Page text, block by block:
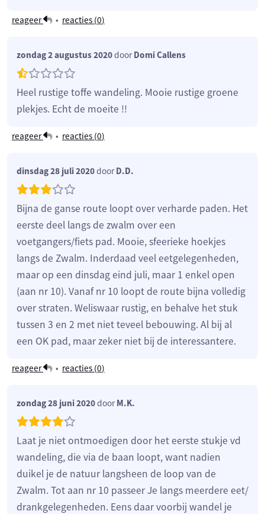
reageer • reacties (0)
zondag 2 augustus 2020doorDomi Callens
Heel rustige toffe wandeling. Mooie rustige groene
plekjes. Echt de moeite !!
reageer • reacties (0)
dinsdag 28 juli 2020doorD.D.
Bijna de ganse route loopt over verharde paden. Het
eerste deel langs de zwalm over een
voetgangers/fiets pad. Mooie, sfeerieke hoekjes
langs de Zwalm. Inderdaad veel eetgelegenheden,
maar op een dinsdag eind juli, maar 1 enkel open
(aan nr 10). Vanaf nr 10 loopt de route bijna volledig
over straten. Weliswaar rustig, en behalve het stuk
tussen 3 en 2 met niet teveel bebouwing. Al bij al
een OK pad, maar zeker niet bij de interessantere.
reageer • reacties (0)
zondag 28 juni 2020doorM.K.
Laat je niet ontmoedigen door het eerste stukje vd
wandeling, die via de baan loopt, want nadien
duikel je de natuur langsheen de loop van de
Zwalm. Tot aan nr 10 passeer Je langs meerdere eet/
drankgelegenheden. Eens daar voorbij wandel je